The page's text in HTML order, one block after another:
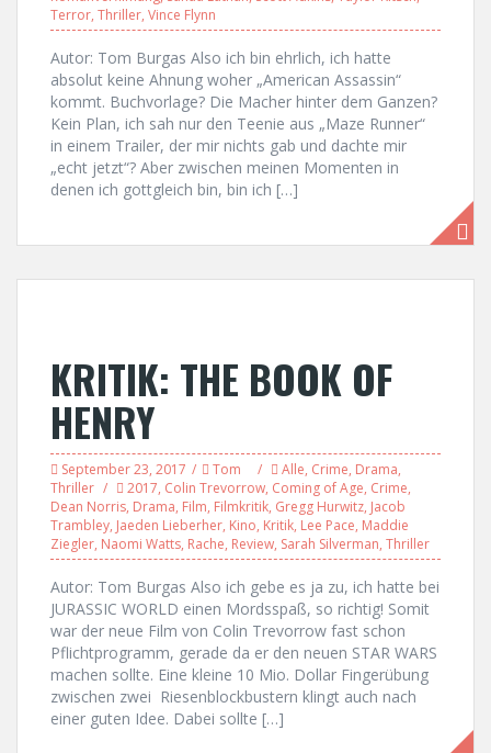
Terror, Thriller, Vince Flynn
Autor: Tom Burgas Also ich bin ehrlich, ich hatte
absolut keine Ahnung woher „American Assassin“
kommt. Buchvorlage? Die Macher hinter dem Ganzen?
Kein Plan, ich sah nur den Teenie aus „Maze Runner“
in einem Trailer, der mir nichts gab und dachte mir
„echt jetzt“? Aber zwischen meinen Momenten in
denen ich gottgleich bin, bin ich […]
KRITIK: THE BOOK OF
HENRY
September 23, 2017 Tom Alle, Crime, Drama,
Thriller
2017, Colin Trevorrow, Coming of Age, Crime,
Dean Norris, Drama, Film, Filmkritik, Gregg Hurwitz, Jacob
Trambley, Jaeden Lieberher, Kino, Kritik, Lee Pace, Maddie
Ziegler, Naomi Watts, Rache, Review, Sarah Silverman, Thriller
Autor: Tom Burgas Also ich gebe es ja zu, ich hatte bei
JURASSIC WORLD einen Mordsspaß, so richtig! Somit
war der neue Film von Colin Trevorrow fast schon
Pflichtprogramm, gerade da er den neuen STAR WARS
machen sollte. Eine kleine 10 Mio. Dollar Fingerübung
zwischen zwei Riesenblockbustern klingt auch nach
einer guten Idee. Dabei sollte […]